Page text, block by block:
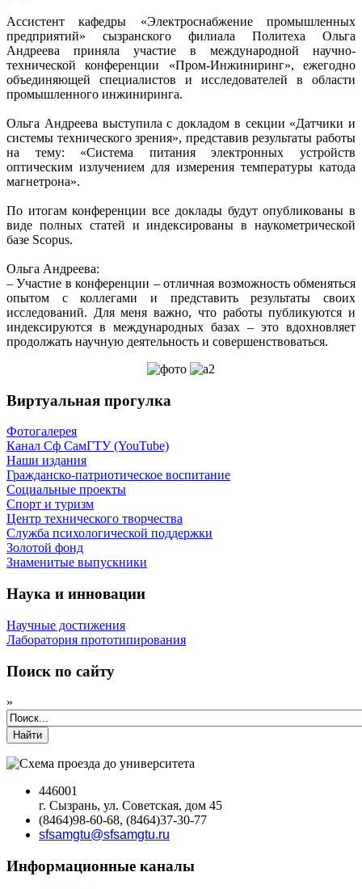
Ассистент кафедры «Электроснабжение промышленных
предприятий» сызранского филиала Политеха Ольга
Андреева приняла участие в международной научно-
технической конференции «Пром-Инжиниринг», ежегодно
объединяющей специалистов и исследователей в области
промышленного инжиниринга.
Ольга Андреева выступила с докладом в секции «Датчики и
системы технического зрения», представив результаты работы
на тему: «Система питания электронных устройств
оптическим излучением для измерения температуры катода
магнетрона».
По итогам конференции все доклады будут опубликованы в
виде полных статей и индексированы в наукометрической
базе Scopus.
Ольга Андреева:
– Участие в конференции – отличная возможность обменяться
опытом с коллегами и представить результаты своих
исследований. Для меня важно, что работы публикуются и
индексируются в международных базах – это вдохновляет
продолжать научную деятельность и совершенствоваться.
Виртуальная прогулка
Фотогалерея
Канал Сф СамГТУ (YouTube)
Наши издания
Гражданско-патриотическое воспитание
Социальные проекты
Спорт и туризм
Центр технического творчества
Служба психологической поддержки
Золотой фонд
Знаменитые выпускники
Наука и инновации
Научные достижения
Лаборатория прототипирования
Поиск по сайту
»
Найти
446001
г. Сызрань, ул. Советская, дом 45
(8464)98-60-68, (8464)37-30-77
sfsamgtu@sfsamgtu.ru
Информационные каналы